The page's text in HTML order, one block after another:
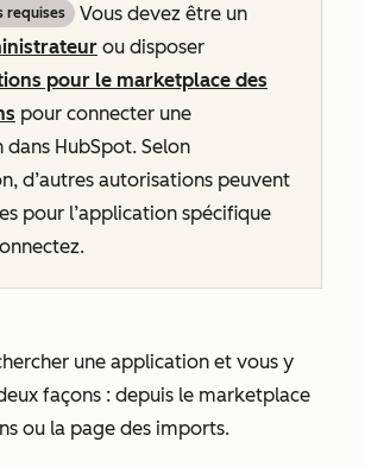
requises
Vous devez être un
ou disposer
pour le marketplace des
pour connecter une
HubSpot. Selon
d’autres autorisations peuvent
pour l’application spécifique
une application et vous y
façons : depuis le marketplace
ou la page des imports.